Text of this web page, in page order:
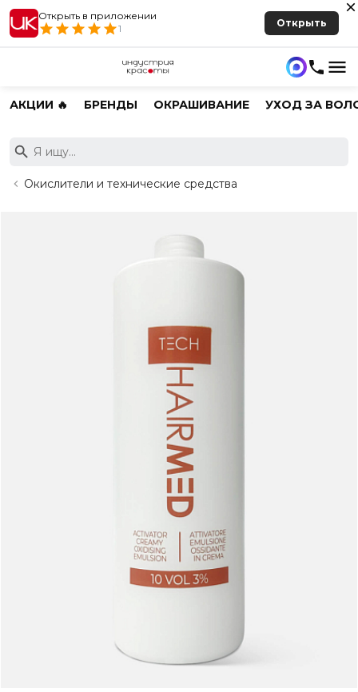
Открыть в приложении
1
Открыть
АКЦИИ 🔥 БРЕНДЫ ОКРАШИВАНИЕ УХОД ЗА
Окислители и технические средства